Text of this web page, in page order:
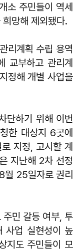
소 주민들이 역세
망해 제외됐다.
리계획 수립 용역
교부하고 관리계
정해 개별 사업을
단하기 위해 이번
한 대상지 6곳에
지정, 고시할 계
지난해 2차 선정
월 25일자로 권리
민 갈등 여부, 투
사업 실현성이 높
지도 주민들이 모